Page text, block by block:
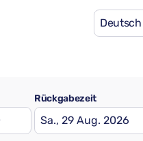
Deutsch
Rückgabezeit